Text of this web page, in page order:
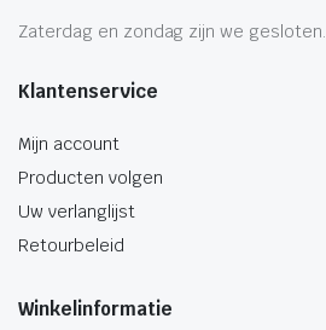
Zaterdag en zondag zijn we gesloten.
Klantenservice
Mijn account
Producten volgen
Uw verlanglijst
Retourbeleid
Winkelinformatie